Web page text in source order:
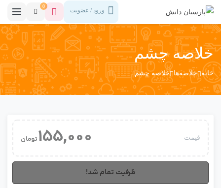
ورود / عضویت
0
خلاصه چشم
خانه خلاصه‌ها خلاصه چشم
قیمت 155,000تومان
ظرفیت تمام شد!